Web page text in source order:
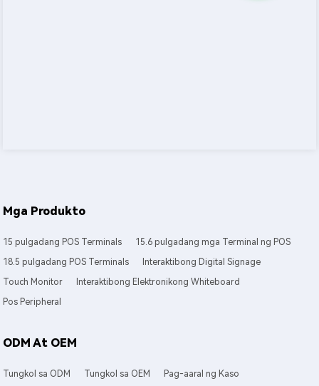
Mga Produkto
15 pulgadang POS Terminals
15.6 pulgadang mga Terminal ng POS
18.5 pulgadang POS Terminals
Interaktibong Digital Signage
Touch Monitor
Interaktibong Elektronikong Whiteboard
Pos Peripheral
ODM At OEM
Tungkol sa ODM Tungkol sa OEM Pag-aaral ng Kaso